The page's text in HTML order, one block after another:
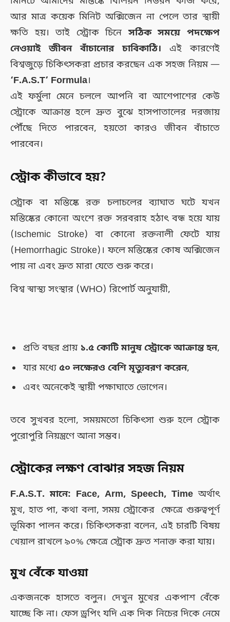
আর মাত্র কয়েক মিনিট অক্সিজেন না পেলে তার স্থায়ী
ক্ষতি হয়। তাই স্ট্রোক চিনেসঠিক সময়ে পদক্ষেপ
নেওয়াই জীবন বাঁচানোর চাবিকাঠি। এই কারণেই
বিশ্বজুড়ে চিকিৎসকরা প্রচার করছেন এক সহজ নিয়ম —
‘F.A.S.T’ Formula।
এই ফর্মুলা মেনে চললে আপনি বা আশেপাশের কেউ
স্ট্রোকে আক্রান্ত হলে দ্রুত বুঝে হাসপাতালের দরজায়
পৌঁছে দিতে পারবেন, হয়তো কারও জীবন বাঁচাতে
পারবেন।
স্ট্রোক কীভাবে হয়?
স্ট্রোক বা মস্তিষ্কে রক্ত চলাচলের ব্যাঘাত ঘটে যখন
মস্তিষ্কের কোনো অংশে রক্ত সরবরাহ হঠাৎ বন্ধ হয়ে যায়
(Ischemic Stroke) বা কোনো রক্তনালী ফেটে যায়
(Hemorrhagic Stroke)। ফলে মস্তিষ্কের কোষ অক্সিজেন
পায় না এবং দ্রুত মারা যেতে শুরু করে।
বিশ্ব স্বাস্থ্য সংস্থার (WHO) রিপোর্ট অনুযায়ী,
প্রতি বছর প্রায় ১.৫ কোটি মানুষ স্ট্রোকে আক্রান্ত হন,
যার মধ্যে ৫০ লক্ষেরও বেশি মৃত্যুবরণ করেন,
এবং অনেকেই স্থায়ী পক্ষাঘাতে ভোগেন।
তবে সুখবর হলো, সময়মতো চিকিৎসা শুরু হলে স্ট্রোক
পুরোপুরি নিয়ন্ত্রণে আনা সম্ভব।
স্ট্রোকের লক্ষণ বোঝার সহজ নিয়ম
F.A.S.T. মানে: Face, Arm, Speech, Time অর্থাৎ
মুখ, হাত পা, কথা বলা, সময় স্ট্রোকের ক্ষেত্রে গুরুত্বপূর্ণ
ভূমিকা পালন করে। চিকিৎসকরা বলেন, এই চারটি বিষয়
খেয়াল রাখলে ৯০% ক্ষেত্রে স্ট্রোক দ্রুত শনাক্ত করা যায়।
মুখ বেঁকে যাওয়া
একজনকে হাসতে বলুন। দেখুন মুখের একপাশ বেঁকে
যাচ্ছে কি না। ফেস ড্রপিং যদি এক দিক নিচের দিকে নেমে